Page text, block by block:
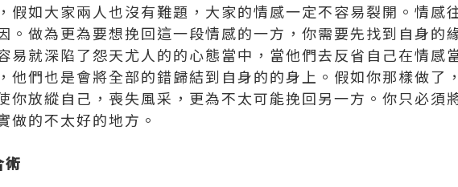
假如大家兩人也沒有難題，大家的情感一定不容易裂開。情感
。做為更為要想挽回這一段情感的一方，你需要先找到自身的
易就深陷了怨天尤人的的心態當中，當他們去反省自己在情感
他們也是會將全部的錯歸結到自身的的身上。假如你那樣做了
你放縱自己，喪失風采，更為不太可能挽回另一方。你只必須
做的不太好的地方。
術